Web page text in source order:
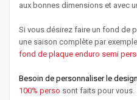
aux bonnes dimensions et avec
Si vous désirez faire un fond de
une saison complète par
fond de plaque enduro semi
Besoin de personnaliser le
100% perso sont faits pour vous.